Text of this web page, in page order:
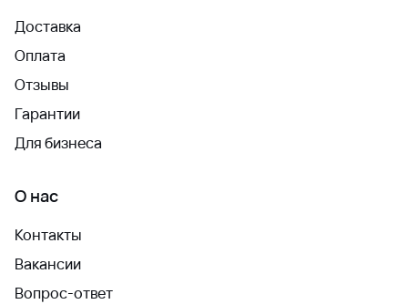
Доставка
Оплата
Отзывы
Гарантии
Для бизнеса
О нас
Контакты
Вакансии
Вопрос-ответ